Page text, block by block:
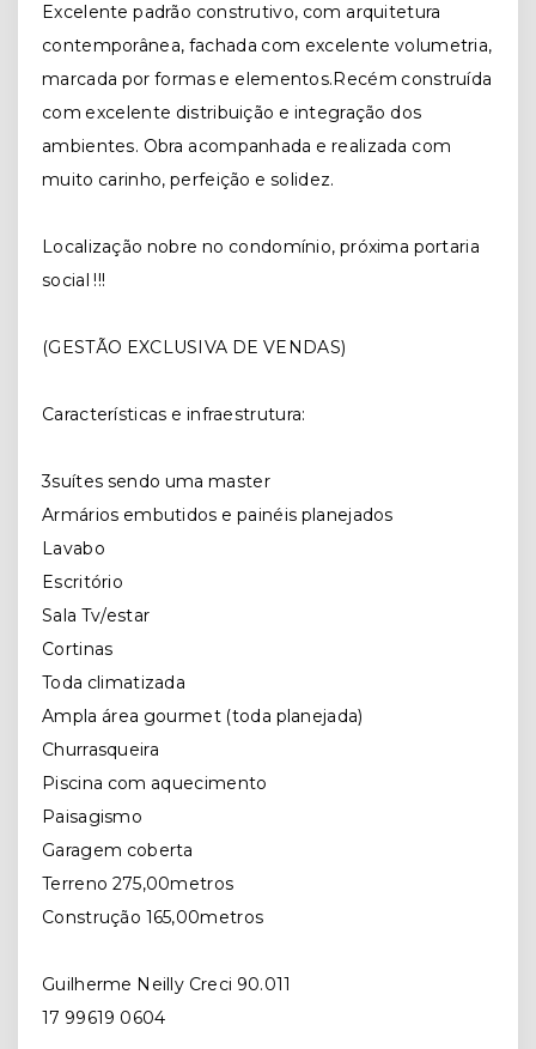
Excelente padrão construtivo, com arquitetura
contemporânea, fachada com excelente volumetria,
marcada por formas e elementos.Recém construída
com excelente distribuição e integração dos
ambientes. Obra acompanhada e realizada com
muito carinho, perfeição e solidez.
Localização nobre no condomínio, próxima portaria
social !!!
(GESTÃO EXCLUSIVA DE VENDAS)
Características e infraestrutura:
3suítes sendo uma master
Armários embutidos e painéis planejados
Lavabo
Escritório
Sala Tv/estar
Cortinas
Toda climatizada
Ampla área gourmet (toda planejada)
Churrasqueira
Piscina com aquecimento
Paisagismo
Garagem coberta
Terreno 275,00metros
Construção 165,00metros
Guilherme Neilly Creci 90.011
17 99619 0604